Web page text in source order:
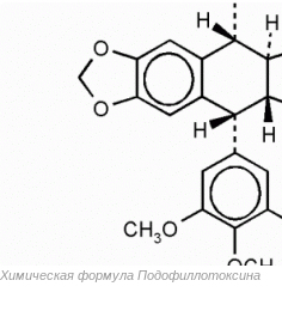
Химическая формула Подофиллотоксина